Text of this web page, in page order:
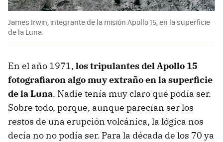
James Irwin, integrante de la misión Apollo 15, en la superficie
de la Luna
En el año 1971, los tripulantes del Apollo 15
fotografiaron algo muy extraño en la superficie
de la Luna. Nadie tenía muy claro qué podía ser.
Sobre todo, porque, aunque parecían ser los
restos de una erupción volcánica, la lógica nos
decía no no podía ser. Para la década de los 70 ya